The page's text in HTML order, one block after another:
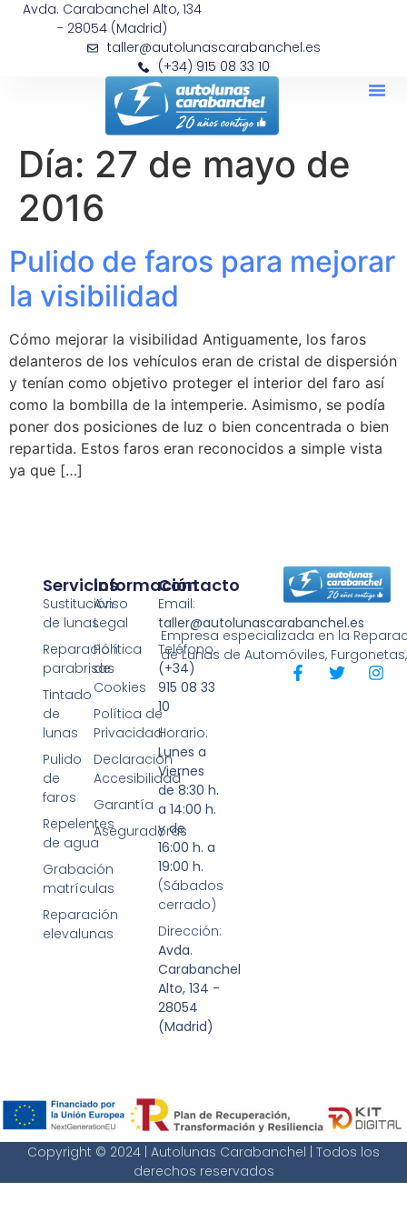
Avda. Carabanchel Alto, 134
- 28054 (Madrid)
taller@autolunascarabanchel.es
(+34) 915 08 33 10
Día: 27 de mayo de
2016
Pulido de faros para mejorar
la visibilidad
Cómo mejorar la visibilidad Antiguamente, los faros
delanteros de los vehículos eran de cristal de dispersión
y tenían como objetivo proteger el interior del faro así
como la bombilla de la intemperie. Asimismo, se podía
poner dos posiciones de luz o bien concentrada o bien
repartida. Estos faros eran reconocidos a simple vista
ya que […]
Empresa especializada en la
de Lunas de Automóviles,
Servicios
Sustitución
de lunas
Reparación
parabrisas
Tintado
de
lunas
Pulido
de
faros
Repelentes
de agua
Grabación
matrículas
Reparación
elevalunas
Información
Aviso
Legal
Política
de
Cookies
Política de
Privacidad
Declaración
Accesibilidad
Garantía
Aseguradoras
Contacto
Email:
taller@autolunascarabanchel.es
Teléfono:
(+34)
915 08 33
10
Horario:
Lunes a
Viernes
de 8:30 h.
a 14:00 h.
y de
16:00 h. a
19:00 h.
(Sábados
cerrado)
Dirección:
Avda.
Carabanchel
Alto, 134 -
28054
(Madrid)
Copyright © 2024 | Autolunas Carabanchel | Todos los
derechos reservados